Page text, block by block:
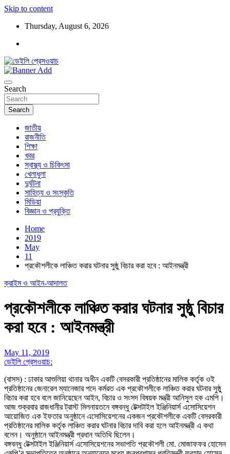
Skip to content
Thursday, August 6, 2026
ডেইলি প্রেসওয়াচ
Search
Search
জাতীয়
রাজনীতি
শিক্ষা
খবর
স্বাস্থ্য ও চিকিৎসা
খেলাধুলা
দুর্ঘটনা
সাহিত্য ও সংস্কৃতি
মিডিয়া
বিজ্ঞান ও প্রযুক্তি
Home
2019
May
11
প্রকৌশলীকে লাঞ্চিত করার ঘটনার সুষ্ঠু বিচার করা হবে : আইনমন্ত্রী
ক্রাইম ও আইন-আদালত
প্রকৌশলীকে লাঞ্চিত করার ঘটনার সুষ্ঠু বিচার
করা হবে : আইনমন্ত্রী
May 11, 2019
ডেইলি প্রেসওয়াচ:
(বাসস) : ঢাকার আশুলিয়া থানার অধীন একটি বেসরকারী প্রতিষ্ঠানের মালিক কর্তৃক ওই
প্রতিষ্ঠানের জেনারেল ম্যানেজার পদে কর্মরত এক প্রকৌশলীকে লাঞ্চিত করার ঘটনার সুষ্ঠু
বিচার করা হবে বলে জানিয়েছেন আইন, বিচার ও সংসদ বিষয়ক মন্ত্রী আনিসুল হক এমপি।
আজ শুক্রবার রাজধানীর ট্রাস্ট মিলনায়তনে বঙ্গবন্ধু টেক্সটাইল ইঞ্জিনিয়ার্স এসোসিয়েশন
আয়োজিত এক ইফতার অনুষ্ঠানে এসোসিয়েশনের একজন প্রকৌশলীকে একটি বেসরকারী
প্রতিষ্ঠানের মালিক কর্তৃক লাঞ্চিত করার ঘটনার বিচার দাবি করা হলে আইনমন্ত্রী এ কথা
বলেন। অনুষ্ঠানে আইনমন্ত্রী প্রধান অতিথি ছিলেন।
বঙ্গবন্ধু টেক্সটাইল ইঞ্জিনিয়ার্স এসোসিয়েশনের সভাপতি প্রকৌশলী মো. মোজাফফর হোসেন